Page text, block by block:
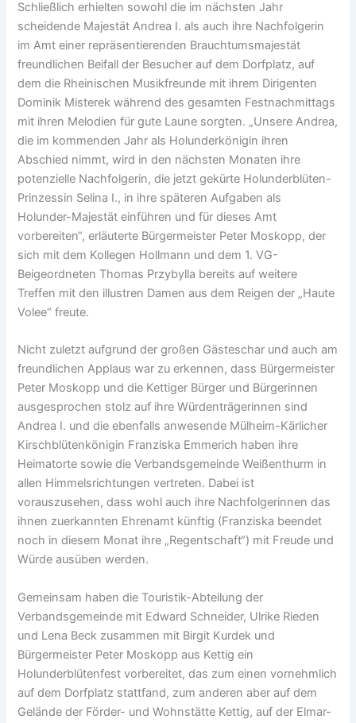
Schließlich erhielten sowohl die im nächsten Jahr
scheidende Majestät Andrea I. als auch ihre Nachfolgerin
im Amt einer repräsentierenden Brauchtumsmajestät
freundlichen Beifall der Besucher auf dem Dorfplatz, auf
dem die Rheinischen Musikfreunde mit ihrem Dirigenten
Dominik Misterek während des gesamten Festnachmittags
mit ihren Melodien für gute Laune sorgten. „Unsere Andrea,
die im kommenden Jahr als Holunderkönigin ihren
Abschied nimmt, wird in den nächsten Monaten ihre
potenzielle Nachfolgerin, die jetzt gekürte Holunderblüten-
Prinzessin Selina I., in ihre späteren Aufgaben als
Holunder-Majestät einführen und für dieses Amt
vorbereiten“, erläuterte Bürgermeister Peter Moskopp, der
sich mit dem Kollegen Hollmann und dem 1. VG-
Beigeordneten Thomas Przybylla bereits auf weitere
Treffen mit den illustren Damen aus dem Reigen der „Haute
Volee“ freute.
Nicht zuletzt aufgrund der großen Gästeschar und auch am
freundlichen Applaus war zu erkennen, dass Bürgermeister
Peter Moskopp und die Kettiger Bürger und Bürgerinnen
ausgesprochen stolz auf ihre Würdenträgerinnen sind
Andrea I. und die ebenfalls anwesende Mülheim-Kärlicher
Kirschblütenkönigin Franziska Emmerich haben ihre
Heimatorte sowie die Verbandsgemeinde Weißenthurm in
allen Himmelsrichtungen vertreten. Dabei ist
vorauszusehen, dass wohl auch ihre Nachfolgerinnen das
ihnen zuerkannten Ehrenamt künftig (Franziska beendet
noch in diesem Monat ihre „Regentschaft“) mit Freude und
Würde ausüben werden.
Gemeinsam haben die Touristik-Abteilung der
Verbandsgemeinde mit Edward Schneider, Ulrike Rieden
und Lena Beck zusammen mit Birgit Kurdek und
Bürgermeister Peter Moskopp aus Kettig ein
Holunderblütenfest vorbereitet, das zum einen vornehmlich
auf dem Dorfplatz stattfand, zum anderen aber auf dem
Gelände der Förder- und Wohnstätte Kettig, auf der Elmar-